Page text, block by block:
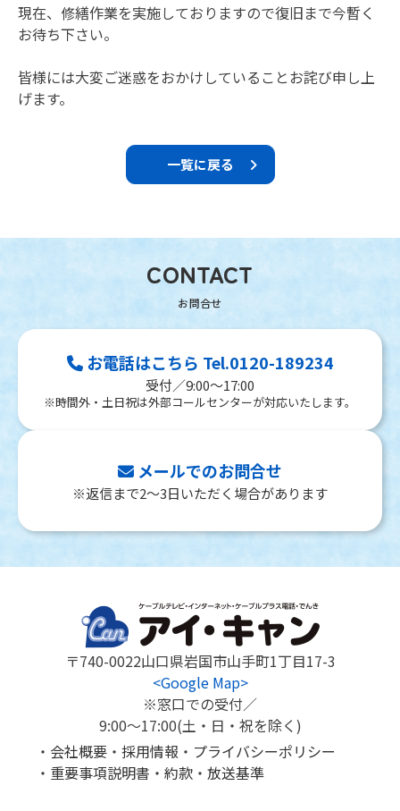
現在、修繕作業を実施しておりますので復旧まで今暫く
お待ち下さい。
皆様には大変ご迷惑をおかけしていることお詫び申し上
げます。
一覧に戻る
CONTACT
お電話はこちら Tel.0120-189234
受付／9:00～17:00
※時間外・土日祝は外部コールセンターが対応いたします。
メールでのお問合せ
※返信まで2～3日いただく場合があります
〒740-0022山口県岩国市山手町1丁目17-3
<Google Map>
※窓口での受付／
9:00～17:00(土・日・祝を除く)
会社概要
採用情報
プライバシーポリシー
重要事項説明書
約款 放送基準